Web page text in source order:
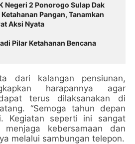
Negeri 2 Ponorogo Sulap Dak
Pangan, Tanamkan
Aksi Nyata
Pilar Ketahanan Bencana
dari kalangan pensiunan,
harapannya agar
terus dilaksanakan di
“Semoga tahun depan
Kegiatan seperti ini sangat
kebersamaan dan
melalui sambungan telepon.